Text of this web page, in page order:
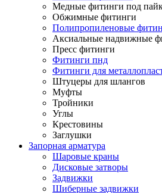
Медные фитинги под
Обжимные фитинги
Полипропиленовые
Аксиальные надвижные
Пресс фитинги
Фитинги пнд
Фитинги для
Штуцеры для шлангов
Муфты
Тройники
Углы
Крестовины
Заглушки
Запорная арматура
Шаровые краны
Дисковые затворы
Задвижки
Шиберные задвижки